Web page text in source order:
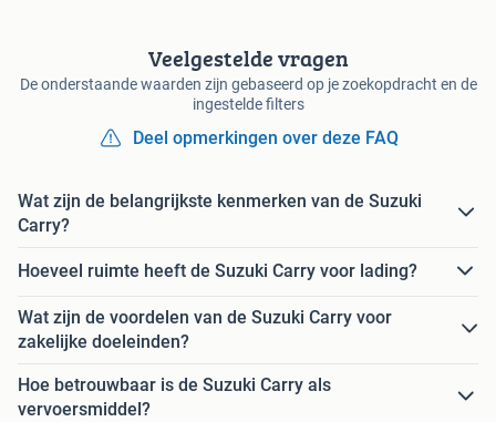
Veelgestelde vragen
De onderstaande waarden zijn gebaseerd op je zoekopdracht en de
ingestelde filters
Deel opmerkingen over deze FAQ
Wat zijn de belangrijkste kenmerken van de Suzuki
Carry?
Hoeveel ruimte heeft de Suzuki Carry voor lading?
Wat zijn de voordelen van de Suzuki Carry voor
zakelijke doeleinden?
Hoe betrouwbaar is de Suzuki Carry als
vervoersmiddel?